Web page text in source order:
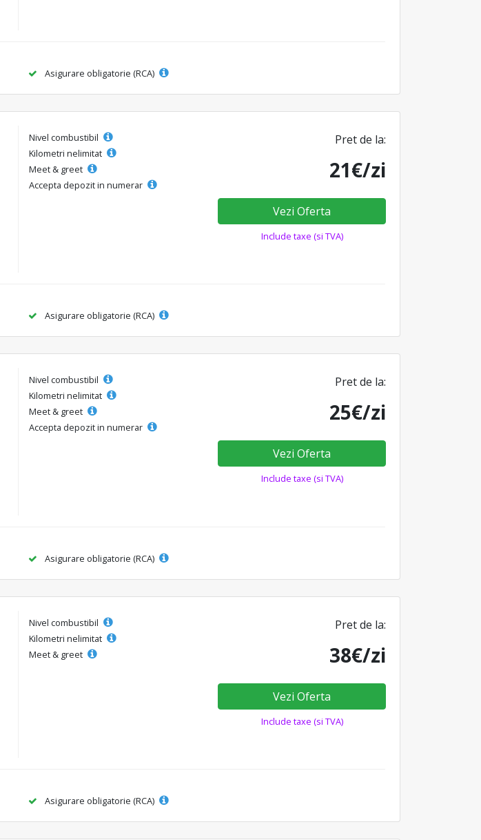
Asigurare obligatorie (RCA)
Nivel combustibil
Kilometri nelimitat
Meet & greet
Accepta depozit in numerar
Pret de la:
21€/zi
Vezi Oferta
Include taxe (si TVA)
Asigurare obligatorie (RCA)
Nivel combustibil
Kilometri nelimitat
Meet & greet
Accepta depozit in numerar
Pret de la:
25€/zi
Vezi Oferta
Include taxe (si TVA)
Asigurare obligatorie (RCA)
Nivel combustibil
Kilometri nelimitat
Meet & greet
Pret de la:
38€/zi
Vezi Oferta
Include taxe (si TVA)
Asigurare obligatorie (RCA)